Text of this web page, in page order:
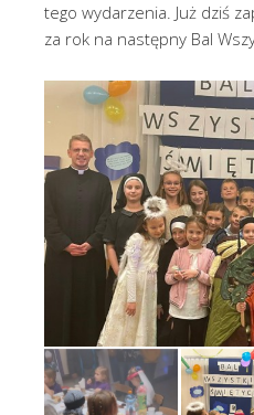
tego wydarzenia. Już dziś
za rok na następny Bal